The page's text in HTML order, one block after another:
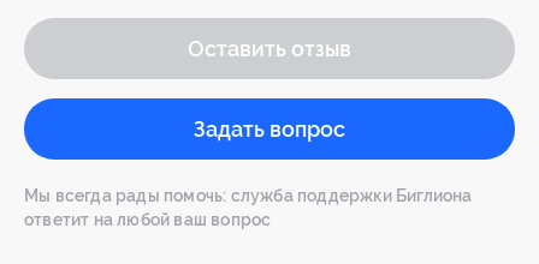
Оставить отзыв
Задать вопрос
Мы всегда рады помочь: служба поддержки Биглиона
ответит на любой ваш вопрос